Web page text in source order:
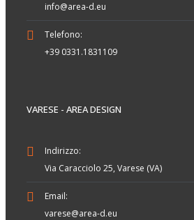
info@area-d.eu
Telefono:
+39 0331.1831109
VARESE - AREA DESIGN
Indirizzo:
Via Caracciolo 25, Varese (VA)
Email:
varese@area-d.eu